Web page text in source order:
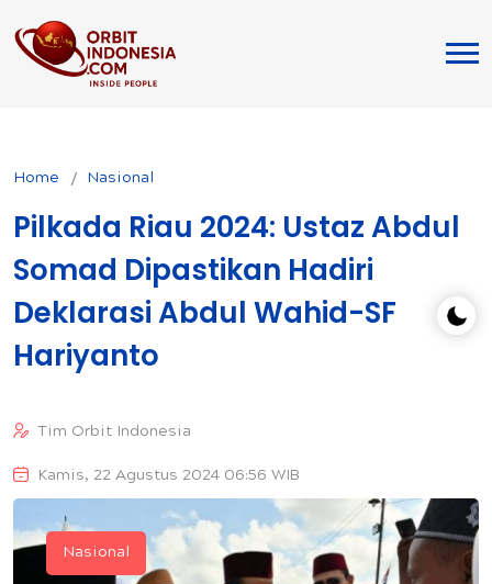
Home Nasional
Pilkada Riau 2024: Ustaz Abdul
Somad Dipastikan Hadiri
Deklarasi Abdul Wahid-SF
Hariyanto
Tim Orbit Indonesia
Kamis, 22 Agustus 2024 06:56 WIB
Nasional